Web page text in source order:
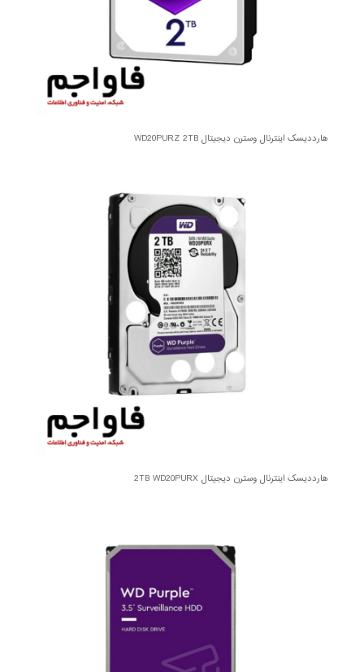
هارددیسک اینترنال وسترن دیجیتال WD20PURZ 2TB
هارددیسک اینترنال وسترن دیجیتال 2TB WD20PURX